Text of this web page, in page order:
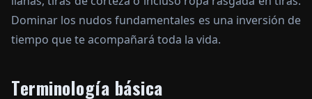
Dominar los nudos fundamentales es una inversión de
tiempo que te acompañará toda la vida.
Terminología básica